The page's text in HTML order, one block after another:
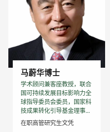
马蔚华博士
学术顾问兼客座教授，联合
国可持续发展目标影响力全
球指导委员会委员，国家科
技成果转化引导基金理事...
在职高管研究生文凭